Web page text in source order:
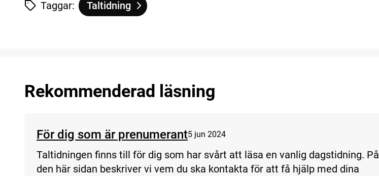
Taggar: Tagg
Taltidning
tillhör
Läs tidningen med appen Akila
Rekommenderad läsning
För dig som är prenumerant5 jun 2024
Taltidningen finns till för dig som har svårt att läsa en vanlig dagstidning. På
den här sidan beskriver vi vem du ska kontakta för att få hjälp med dina